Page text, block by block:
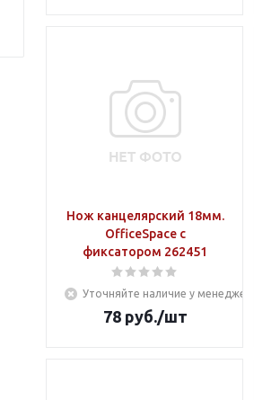
Нож канцелярский 18мм.
OfficeSpace с
фиксатором 262451
Уточняйте наличие у менеджера
78руб./шт